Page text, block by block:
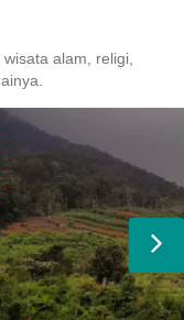
alam, religi,